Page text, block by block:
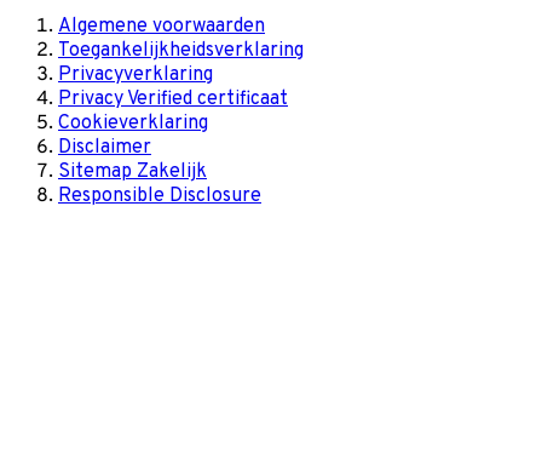
Algemene voorwaarden
Toegankelijkheidsverklaring
Privacyverklaring
Privacy Verified certificaat
Cookieverklaring
Disclaimer
Sitemap Zakelijk
Responsible Disclosure